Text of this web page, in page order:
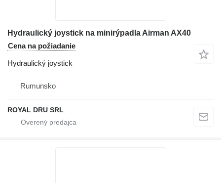
Hydraulický joystick na minirýpadla Airman AX40
Cena na požiadanie
Hydraulický joystick
Rumunsko
ROYAL DRU SRL